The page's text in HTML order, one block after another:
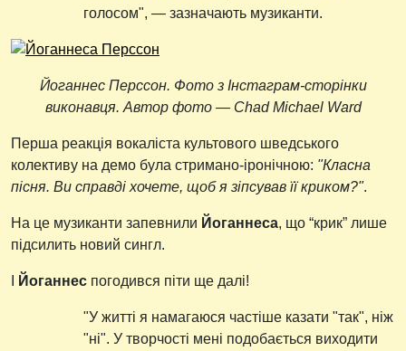
голосом", — зазначають музиканти.
Йоганнес Перссон. Фото з Інстаграм-сторінки
виконавця. Автор фото — Chad Michael Ward
Перша реакція вокаліста культового шведського
колективу на демо була стримано-іронічною: "Класна
пісня. Ви справді хочете, щоб я зіпсував її криком?".
На це музиканти запевнили Йоганнеса, що “крик” лише
підсилить новий сингл.
Йоганнес погодився піти ще далі!
"У житті я намагаюся частіше казати "так", ніж
"ні". У творчості мені подобається виходити